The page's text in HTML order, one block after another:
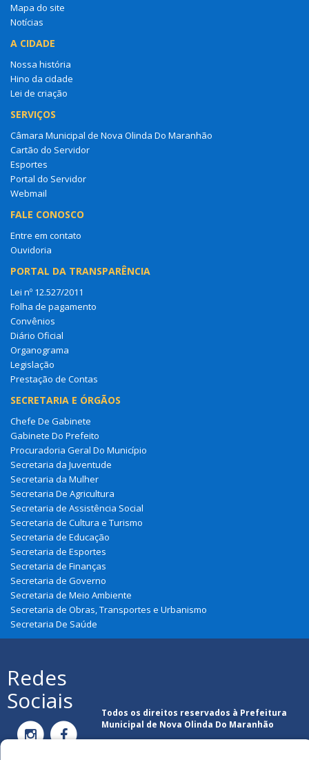
Mapa do site
Notícias
A CIDADE
Nossa história
Hino da cidade
Lei de criação
SERVIÇOS
Câmara Municipal de Nova Olinda Do Maranhão
Cartão do Servidor
Esportes
Portal do Servidor
Webmail
FALE CONOSCO
Entre em contato
Ouvidoria
PORTAL DA TRANSPARÊNCIA
Lei nº 12.527/2011
Folha de pagamento
Convênios
Diário Oficial
Organograma
Legislação
Prestação de Contas
SECRETARIA E ÓRGÃOS
Chefe De Gabinete
Gabinete Do Prefeito
Procuradoria Geral Do Município
Secretaria da Juventude
Secretaria da Mulher
Secretaria De Agricultura
Secretaria de Assistência Social
Secretaria de Cultura e Turismo
Secretaria de Educação
Secretaria de Esportes
Secretaria de Finanças
Secretaria de Governo
Secretaria de Meio Ambiente
Secretaria de Obras, Transportes e Urbanismo
Secretaria De Saúde
Redes
Sociais
Todos os direitos reservados à Prefeitura
Municipal de Nova Olinda Do Maranhão